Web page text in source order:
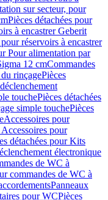
sur secteur, pour
Pièces détachées pour
à encastrer Geberit
réservoirs à encastrer
Pour alimentation par
12 cmCommandes
rinçagePièces
touchePièces détachées
simple touchePièces
Accessoires pour
pour
détachées pour Kits
électronique
de WC à
commandes de WC à
Panneaux
pour WCPièces